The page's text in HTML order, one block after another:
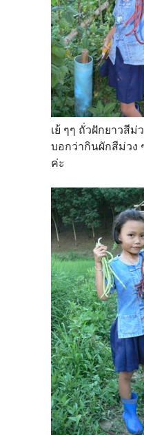
เย้ ๆๆ ถั่วฝักยาวสี
บอกว่ากินผักสีม่วง
ค่ะ